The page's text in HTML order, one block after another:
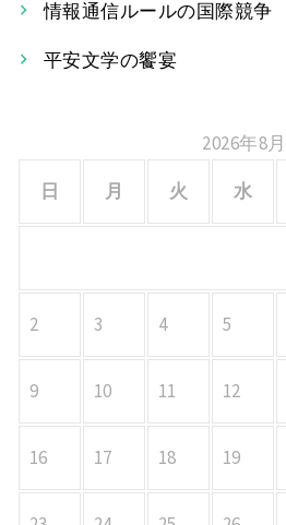
情報通信ルールの国際競争
平安文学の饗宴
2026年8月
日
月 火 水
2 3 4 5
9 10 11 12
16 17 18 19